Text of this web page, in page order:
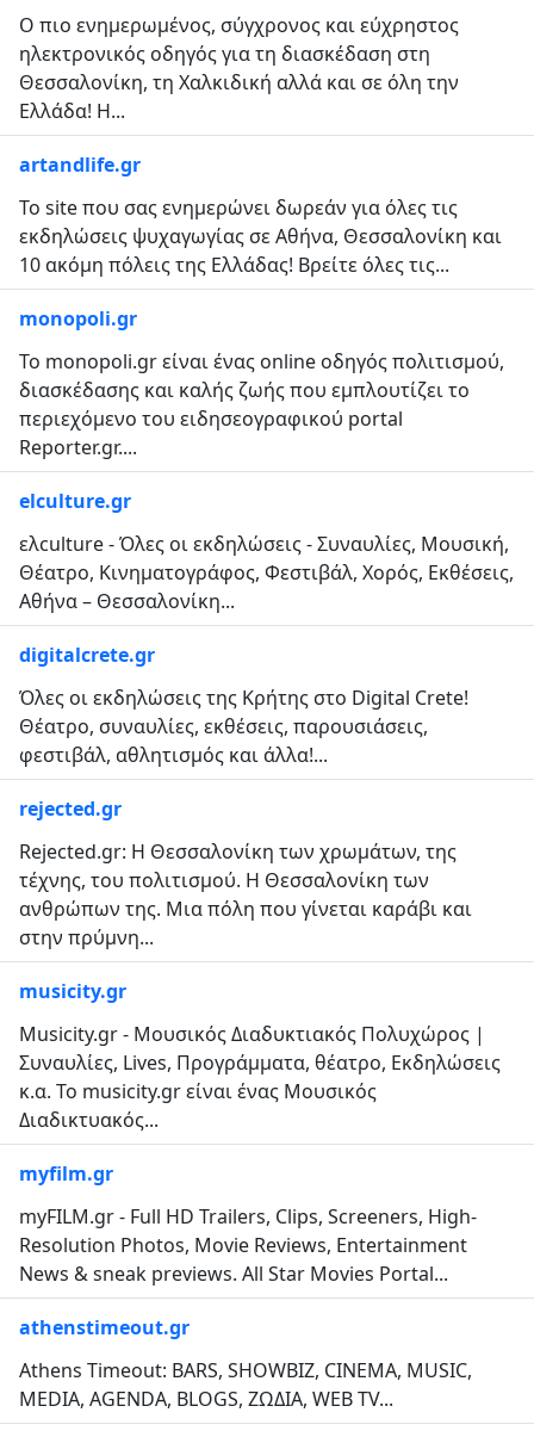
Ο πιο ενημερωμένος, σύγχρονος και εύχρηστος
ηλεκτρονικός οδηγός για τη διασκέδαση στη
Θεσσαλονίκη, τη Χαλκιδική αλλά και σε όλη την
Ελλάδα! Η...
artandlife.gr
Το site που σας ενημερώνει δωρεάν για όλες τις
εκδηλώσεις ψυχαγωγίας σε Αθήνα, Θεσσαλονίκη και
10 ακόμη πόλεις της Ελλάδας! Βρείτε όλες τις...
monopoli.gr
To monopoli.gr είναι ένας online οδηγός πολιτισμού,
διασκέδασης και καλής ζωής που εμπλουτίζει το
περιεχόμενο του ειδησεογραφικού portal
Reporter.gr....
elculture.gr
ελculture - Όλες οι εκδηλώσεις - Συναυλίες, Μουσική,
Θέατρο, Κινηματογράφος, Φεστιβάλ, Χορός, Εκθέσεις,
Αθήνα – Θεσσαλονίκη...
digitalcrete.gr
Όλες οι εκδηλώσεις της Κρήτης στο Digital Crete!
Θέατρο, συναυλίες, εκθέσεις, παρουσιάσεις,
φεστιβάλ, αθλητισμός και άλλα!...
rejected.gr
Rejected.gr: Η Θεσσαλονίκη των χρωμάτων, της
τέχνης, του πολιτισμού. Η Θεσσαλονίκη των
ανθρώπων της. Μια πόλη που γίνεται καράβι και
στην πρύμνη...
musicity.gr
Musicity.gr - Μουσικός Διαδυκτιακός Πολυχώρος |
Συναυλίες, Lives, Προγράμματα, θέατρο, Εκδηλώσεις
κ.α. Το musicity.gr είναι ένας Μουσικός
Διαδικτυακός...
myfilm.gr
myFILM.gr - Full HD Trailers, Clips, Screeners, High-
Resolution Photos, Movie Reviews, Entertainment
News & sneak previews. All Star Movies Portal...
athenstimeout.gr
Athens Timeout: BARS, SHOWBIZ, CINΕΜΑ, MUSIC,
MEDIA, AGENDA, BLOGS, ΖΩΔΙΑ, WEB TV...